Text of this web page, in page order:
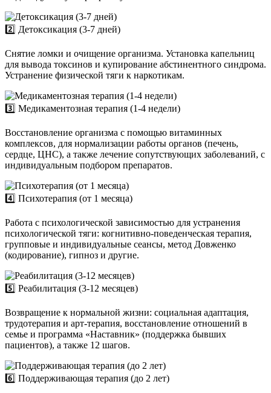
2️⃣ Детоксикация (3-7 дней)
Снятие ломки и очищение организма. Установка капельниц
для вывода токсинов и купирование абстинентного синдрома.
Устранение физической тяги к наркотикам.
3️⃣ Медикаментозная терапия (1-4 недели)
Восстановление организма с помощью витаминных
комплексов, для нормализации работы органов (печень,
сердце, ЦНС), а также лечение сопутствующих заболеваний, с
индивидуальным подбором препаратов.
4️⃣ Психотерапия (от 1 месяца)
Работа с психологической зависимостью для устранения
психологической тяги: когнитивно-поведенческая терапия,
групповые и индивидуальные сеансы, метод Довженко
(кодирование), гипноз и другие.
5️⃣ Реабилитация (3-12 месяцев)
Возвращение к нормальной жизни: социальная адаптация,
трудотерапия и арт-терапия, восстановление отношений в
семье и программа «Наставник» (поддержка бывших
пациентов), а также 12 шагов.
6️⃣ Поддерживающая терапия (до 2 лет)